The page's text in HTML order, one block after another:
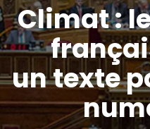
Climat :
un texte